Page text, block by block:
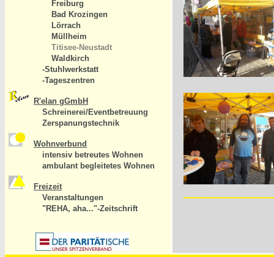
Freiburg
Bad Krozingen
Lörrach
Müllheim
Titisee-Neustadt
Waldkirch
-Stuhlwerkstatt
-Tageszentren
R'elan gGmbH
Schreinerei/Eventbetreuung
Zerspanungstechnik
Wohnverbund
intensiv betreutes Wohnen
ambulant begleitetes Wohnen
Freizeit
Veranstaltungen
"REHA, aha..."-Zeitschrift